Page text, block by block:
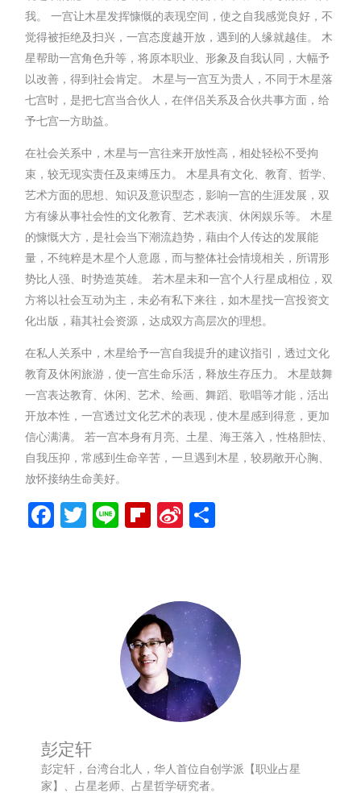
我。 一宫让木星发挥慷慨的表现空间，使之自我感觉良好，不
觉得被拒绝及扫兴，一宫态度越开放，遇到的人缘就越佳。 木
星帮助一宫角色升等，将原本职业、形象及自我认同，大幅予
以改善，得到社会肯定。 木星与一宫互为贵人，不同于木星落
七宫时，是把七宫当合伙人，在伴侣关系及合伙共事方面，给
予七宫一方助益。
在社会关系中，木星与一宫往来开放性高，相处轻松不受拘
束，较无现实责任及束缚压力。 木星具有文化、教育、哲学、
艺术方面的思想、知识及意识型态，影响一宫的生涯发展，双
方有缘从事社会性的文化教育、艺术表演、休闲娱乐等。 木星
的慷慨大方，是社会当下潮流趋势，藉由个人传达的发展能
量，不纯粹是木星个人意愿，而与整体社会情境相关，所谓形
势比人强、时势造英雄。 若木星未和一宫个人行星成相位，双
方将以社会互动为主，未必有私下来往，如木星找一宫投资文
化出版，藉其社会资源，达成双方高层次的理想。
在私人关系中，木星给予一宫自我提升的建议指引，透过文化
教育及休闲旅游，使一宫生命乐活，释放生存压力。 木星鼓舞
一宫表达教育、休闲、艺术、绘画、舞蹈、歌唱等才能，活出
开放本性，一宫透过文化艺术的表现，使木星感到得意，更加
信心满满。 若一宫本身有月亮、土星、海王落入，性格胆怯、
自我压抑，常感到生命辛苦，一旦遇到木星，较易敞开心胸、
放怀接纳生命美好。
Facebook
Twitter
LineFlipboard
Sina
彭定轩
彭定轩，台湾台北人，华人首位自创学派【职业占星
家】、占星老师、占星哲学研究者。